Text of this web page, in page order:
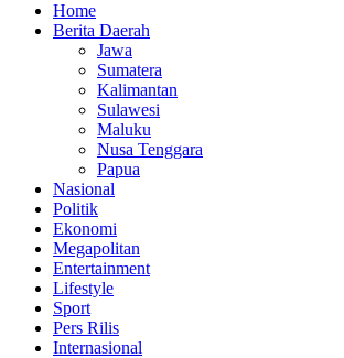
Home
Berita Daerah
Jawa
Sumatera
Kalimantan
Sulawesi
Maluku
Nusa Tenggara
Papua
Nasional
Politik
Ekonomi
Megapolitan
Entertainment
Lifestyle
Sport
Pers Rilis
Internasional